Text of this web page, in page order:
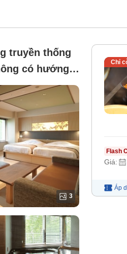
truyền thống
có hướng ,
nhà chính /
Nhật và
massage)
3
Chỉ
Flash
Giá:
Áp